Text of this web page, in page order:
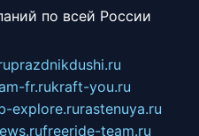
по всей России
prazdnikdushi.ru
fr.rukraft-you.ru
explore.rurastenuya.ru
freeride-team.ru